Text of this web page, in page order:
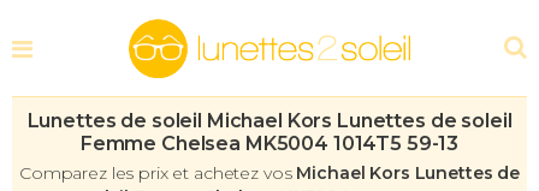
Lunettes de soleil Michael Kors Lunettes de soleil
Femme Chelsea MK5004 1014T5 59-13
Comparez les prix et achetez vos Michael Kors Lunettes de